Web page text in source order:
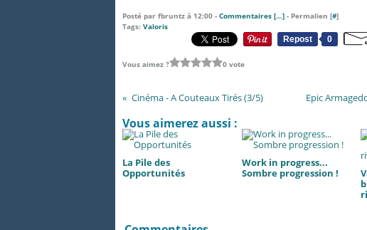
Posté par fbruntz à 12:00 - Commentaires […] - Permalien [#]
Tags: Valoris
Repost
0
Vous aimez ? 0 vote
Cinéma - A Couteaux Tirés (3/5) Epic
Vous aimerez aussi :
La Pile des
Opportunités
Work in progress...
Sombre progression !